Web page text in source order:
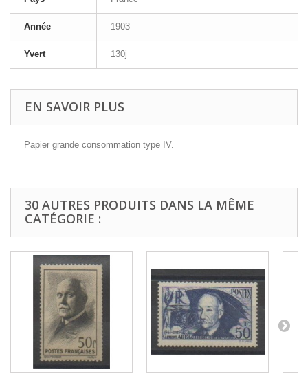
Année 1903
Yvert 130j
EN SAVOIR PLUS
Papier grande consommation type IV.
30 AUTRES PRODUITS DANS LA MÊME
CATÉGORIE :